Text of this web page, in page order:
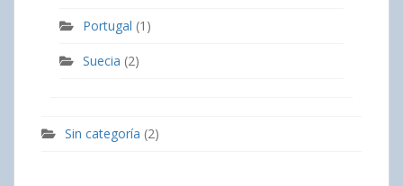
Portugal (1)
Suecia (2)
Sin categoría (2)